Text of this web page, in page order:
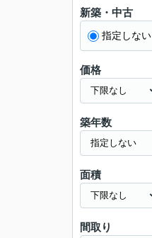
新築・中古
指定しない
価格
築年数
面積
間取り